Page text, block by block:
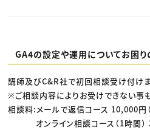
GA4の設定や運用についてお困
講師及びC&R社で初回相談受け付けま
※ご相談内容によりお受けできない事も
相談料:メールで返信コース 10,000円
オンライン相談コース（1時間）